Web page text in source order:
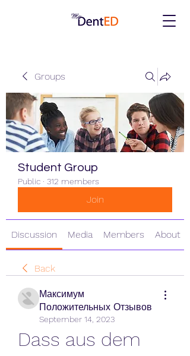
Groups
Student Group
Public · 312 members
Join
Discussion Media Members About
Back
Максимум
Положительных Отзывов
September 14, 2023
Dass aus dem